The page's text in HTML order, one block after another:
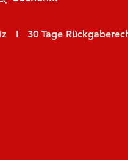
I   30 Tage